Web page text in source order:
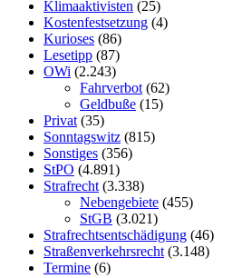
Klimaaktivisten (25)
Kostenfestsetzung (4)
Kurioses (86)
Lesetipp (87)
OWi (2.243)
Fahrverbot (62)
Geldbuße (15)
Privat (35)
Sonntagswitz (815)
Sonstiges (356)
StPO (4.891)
Strafrecht (3.338)
Nebengebiete (455)
StGB (3.021)
Strafrechtsentschädigung (46)
Straßenverkehrsrecht (3.148)
Termine (6)